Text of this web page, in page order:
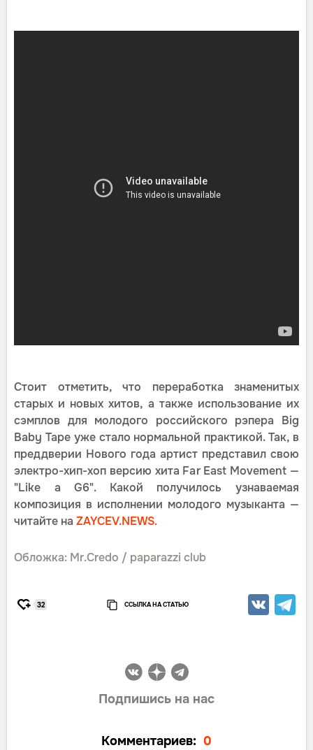
Стоит отметить, что переработка знаменитых
старых и новых хитов, а также использование их
сэмплов для молодого российского рэпера Big
Baby Tape уже стало нормальной практикой. Так, в
преддверии Нового года артист представил свою
электро-хип-хоп версию хита Far East Movement —
"Like a G6". Какой получилось узнаваемая
композиция в исполнении молодого музыканта —
читайте на ZAYCEV.NEWS.
Обложка: Mr.Credo / paparazzi club
32 ССЫЛКА НА СТАТЬЮ
Подпишись на нас
Комментариев: 0